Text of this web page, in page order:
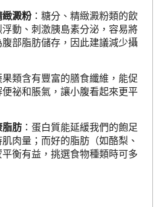
緻澱粉：糖分、精緻澱粉類的飲
動、刺激胰島素分泌，容易將
部脂肪儲存，因此建議減少攝
果類含有豐富的膳食纖維，能促
祕和脹氣，讓小腹看起來更平
脂肪 ：蛋白質能延緩我們的飽足
肉量；而好的脂肪（如酪梨、
衡有益，挑選食物種類時可多